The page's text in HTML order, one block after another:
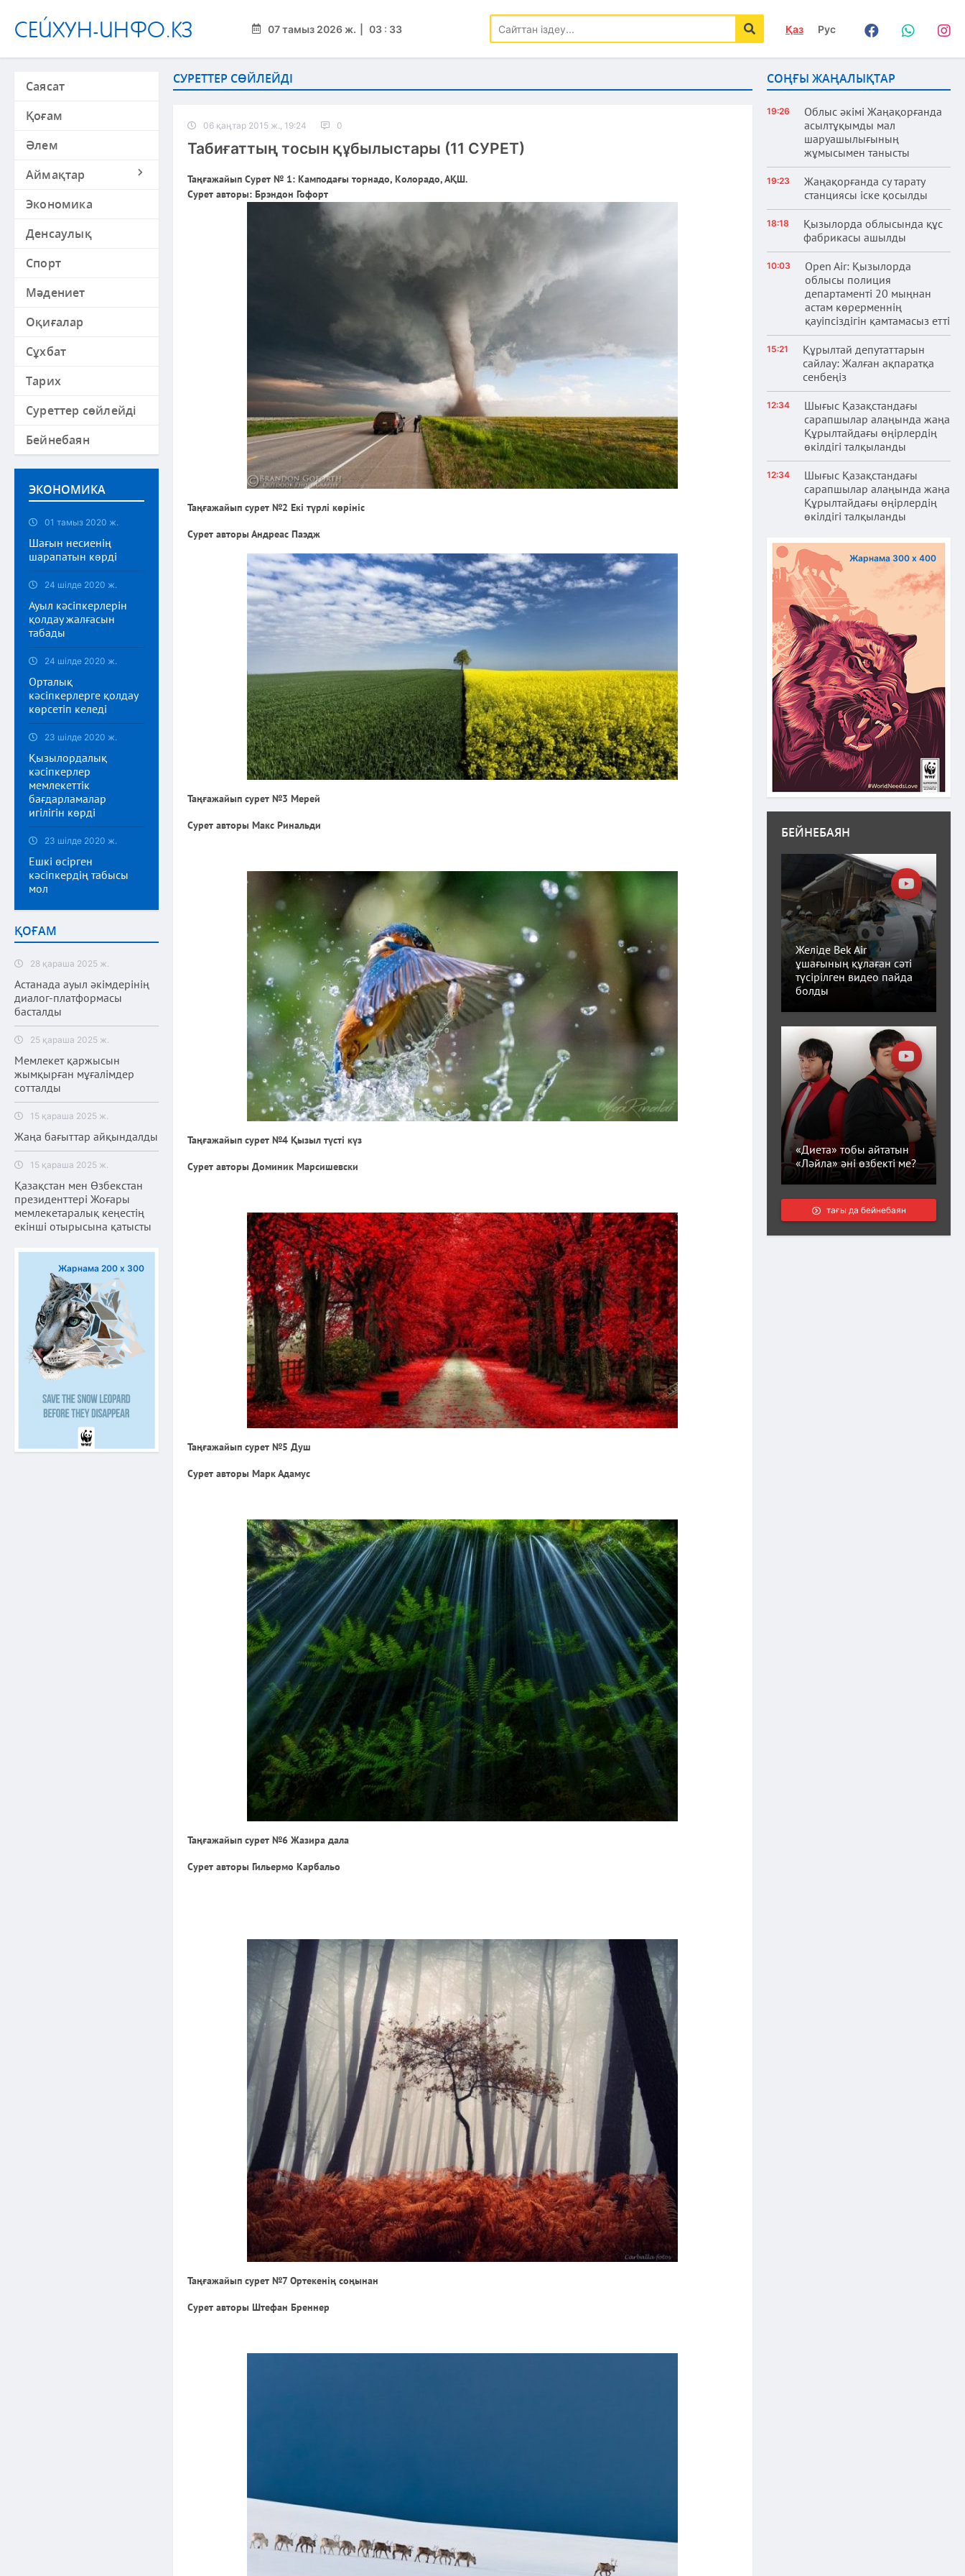
СЕЙХУН-ИНФО.КЗ 07 тамыз 2026 ж. 03 : 33
іздеу
Қаз
Рус
Саясат
Қоғам
Әлем
Аймақтар
Экономика
Денсаулық
Спорт
Мәдениет
Оқиғалар
Сұхбат
Тарих
Суреттер сөйлейді
Бейнебаян
ЭКОНОМИКА
01 тамыз 2020 ж.
Шағын несиенің
шарапатын көрді
24 шілде 2020 ж.
Ауыл кәсіпкерлерін
қолдау жалғасын
табады
24 шілде 2020 ж.
Орталық
кәсіпкерлерге қолдау
көрсетіп келеді
23 шілде 2020 ж.
Қызылордалық
кәсіпкерлер
мемлекеттік
бағдарламалар
игілігін көрді
23 шілде 2020 ж.
Ешкі өсірген
кәсіпкердің табысы
мол
ҚОҒАМ
28 қараша 2025 ж.
Астанада ауыл әкімдерінің
диалог-платформасы
басталды
25 қараша 2025 ж.
Мемлекет қаржысын
жымқырған мұғалімдер
сотталды
15 қараша 2025 ж.
Жаңа бағыттар айқындалды
15 қараша 2025 ж.
Қазақстан мен Өзбекстан
президенттері Жоғары
мемлекетаралық кеңестің
екінші отырысына қатысты
Жарнама 200 х 300
СУРЕТТЕР СӨЙЛЕЙДІ
06 қаңтар 2015 ж., 19:24 0
Табиғаттың тосын құбылыстары (11 СУРЕТ)
Таңғажайып Сурет № 1: Камподағы торнадо, Колорадо, АҚШ.
Сурет авторы: Брэндон Гофорт
Таңғажайып сурет №2 Екі түрлі көрініс
Сурет авторы Андреас Паэдж
Таңғажайып сурет №3 Мерей
Сурет авторы Макс Ринальди
Таңғажайып сурет №4 Қызыл түсті күз
Сурет авторы Доминик Марсишевски
Таңғажайып сурет №5 Душ
Сурет авторы Марк Адамус
Таңғажайып сурет №6 Жазира дала
Сурет авторы Гильермо Карбальо
Таңғажайып сурет №7 Ортекенің соңынан
Сурет авторы Штефан Бреннер
СОҢҒЫ ЖАҢАЛЫҚТАР
19:26
Облыс әкімі Жаңақорғанда
асылтұқымды мал
шаруашылығының
жұмысымен танысты
19:23
Жаңақорғанда су тарату
станциясы іске қосылды
18:18
Қызылорда облысында құс
фабрикасы ашылды
10:03
Open Air: Қызылорда
облысы полиция
департаменті 20 мыңнан
астам көрерменнің
қауіпсіздігін қамтамасыз етті
15:21
Құрылтай депутаттарын
сайлау: Жалған ақпаратқа
сенбеңіз
12:34
Шығыс Қазақстандағы
сарапшылар алаңында жаңа
Құрылтайдағы өңірлердің
өкілдігі талқыланды
12:34
Шығыс Қазақстандағы
сарапшылар алаңында жаңа
Құрылтайдағы өңірлердің
өкілдігі талқыланды
Жарнама 300 х 400
БЕЙНЕБАЯН
Желіде Bek Air
ұшағының құлаған сәті
түсірілген видео пайда
болды
«Диета» тобы айтатын
«Ләйла» әні өзбекті ме?
тағы да бейнебаян